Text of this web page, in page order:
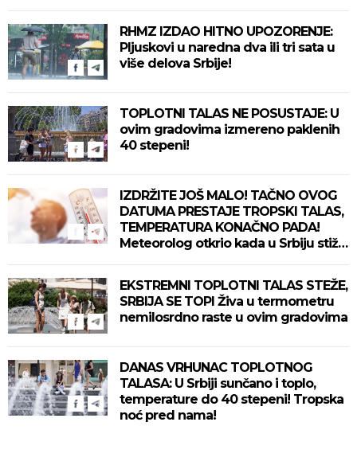
RHMZ IZDAO HITNO UPOZORENJE:
Pljuskovi u naredna dva ili tri sata u
više delova Srbije!
TOPLOTNI TALAS NE POSUSTAJE: U
ovim gradovima izmereno paklenih
40 stepeni!
IZDRŽITE JOŠ MALO! TAČNO OVOG
DATUMA PRESTAJE TROPSKI TALAS,
TEMPERATURA KONAČNO PADA!
Meteorolog otkrio kada u Srbiju stiže
EKSTREMNI TOPLOTNI TALAS STEŽE,
SRBIJA SE TOPI Živa u termometru
nemilosrdno raste u ovim gradovima
DANAS VRHUNAC TOPLOTNOG
TALASA: U Srbiji sunčano i toplo,
temperature do 40 stepeni! Tropska
noć pred nama!